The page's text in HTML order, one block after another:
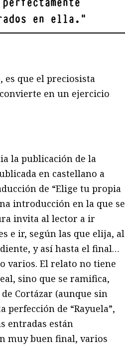
en ella. "
es que el preciosista
en un ejercicio
la publicación de la
en castellano a
de “Elige tu propia
introducción en la que se
invita al lector a ir
e ir, según las que elija, al
y así hasta el final…
varios. El relato no tiene
sino que se ramifica,
Cortázar (aunque sin
perfección de “Rayuela”,
entradas están
muy buen final, varios